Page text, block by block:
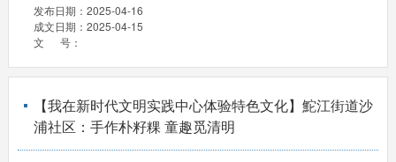
发布日期： 2025-04-16
成文日期： 2025-04-15
文 号：
【我在新时代文明实践中心体验特色文化】鮀江街道沙
浦社区：手作朴籽粿 童趣觅清明